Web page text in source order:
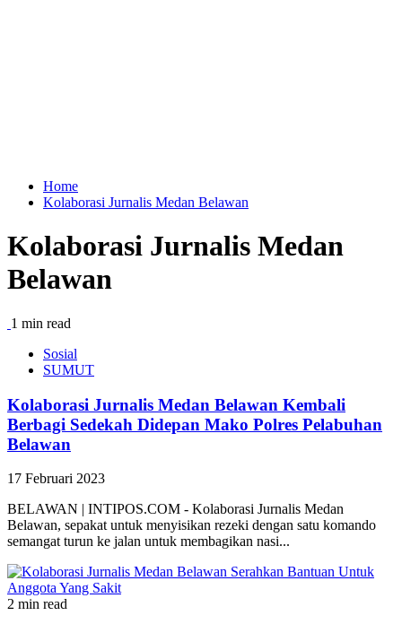
Home
Kolaborasi Jurnalis Medan Belawan
Kolaborasi Jurnalis Medan
Belawan
1 min read
Sosial
SUMUT
Kolaborasi Jurnalis Medan Belawan Kembali
Berbagi Sedekah Didepan Mako Polres Pelabuhan
Belawan
17 Februari 2023
BELAWAN | INTIPOS.COM - Kolaborasi Jurnalis Medan
Belawan, sepakat untuk menyisikan rezeki dengan satu komando
semangat turun ke jalan untuk membagikan nasi...
2 min read